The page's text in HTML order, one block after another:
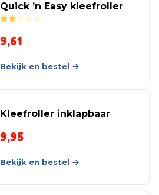
Quick ’n Easy kleefroller
Rated2.00
9,61
Bekijk en bestel
Kleefroller inklapbaar
9,95
Bekijk en bestel